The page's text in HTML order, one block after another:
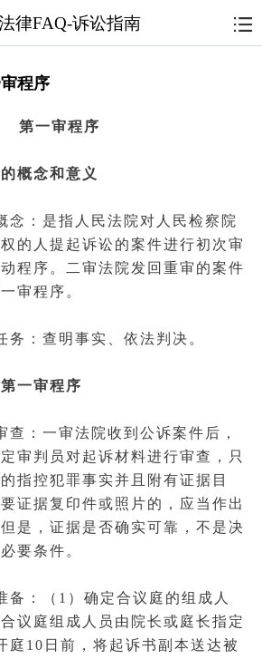
律FAQ-诉讼指南
程序
第一审程序
概念和意义
念：是指人民法院 对人民检察院
权的人提起诉讼的案件进行初次审
程序。 二审法院 发回重审 的案件
审程序。
务：查明事实、依法判决 。
一审程序
查：一审法院收到公诉案件后，
审判员 对起诉材料进行审查，只
指控犯罪事实并且附有证据 目
证据复印件或照片的，应当作出
是，证据是否确实可靠，不是决
要条件。
备：（1）确定合议庭 的组成人
议庭组成人员由院长或庭长指定
庭10日前，将起诉书副本送达被